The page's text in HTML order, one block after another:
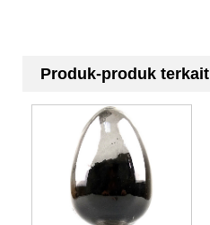
Produk-produk terkait